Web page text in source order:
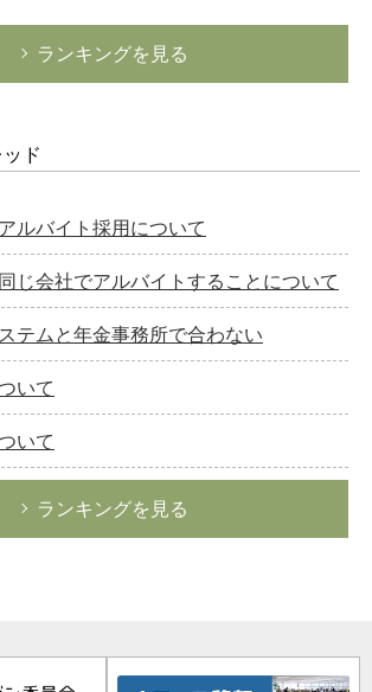
ランキングを見る
ド
ルバイト採用について
じ会社でアルバイトすることについて
テムと年金事務所で合わない
いて
いて
ランキングを見る